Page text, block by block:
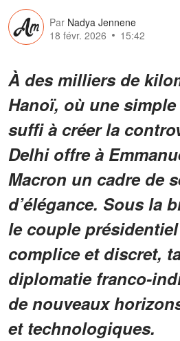
Par Nadya Jennene
18 févr. 2026
15:42
À des milliers de
Hanoï, où une
suffi à créer la
Delhi offre à
Macron un cadre de
d’élégance. Sous la
le couple
complice et discret,
diplomatie franco-
de nouveaux
et technologiques.